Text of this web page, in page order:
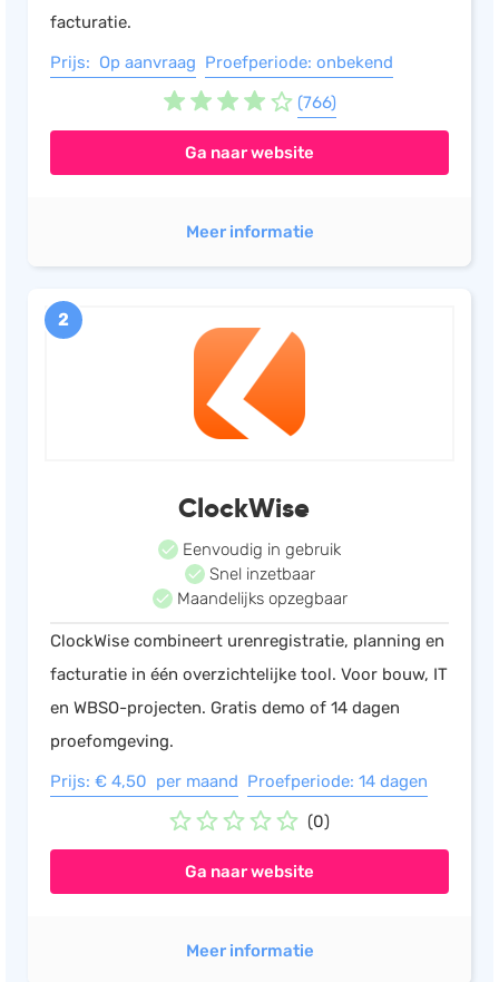
facturatie.
Prijs: Op aanvraag Proefperiode: onbekend
(766)
Ga naar website
Meer informatie
2
ClockWise
Eenvoudig in gebruik
Snel inzetbaar
Maandelijks opzegbaar
ClockWise combineert urenregistratie, planning en
facturatie in één overzichtelijke tool. Voor bouw, IT
en WBSO-projecten. Gratis demo of 14 dagen
proefomgeving.
Prijs: € 4,50 per maand Proefperiode: 14 dagen
(0)
Ga naar website
Meer informatie